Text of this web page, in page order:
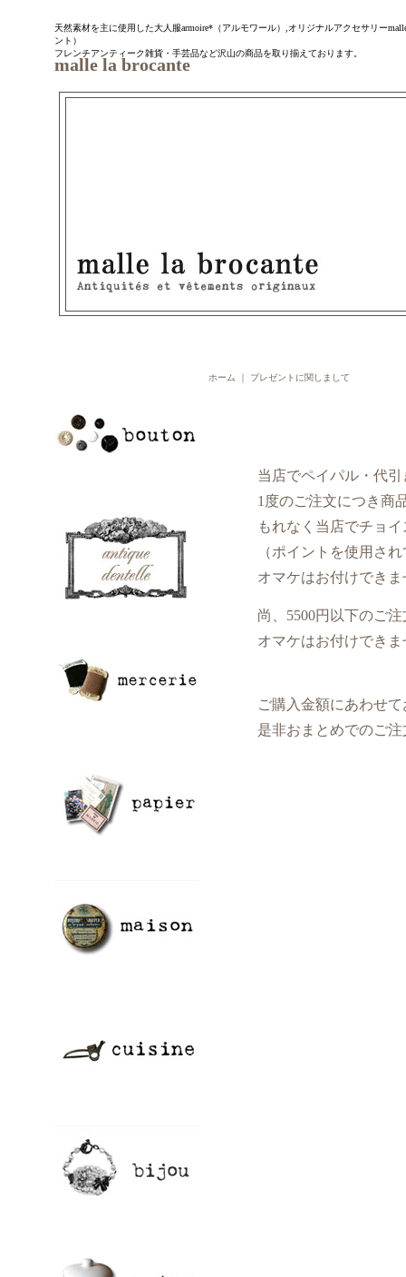
天然素材を主に使用した大人服armoire*（アルモワール）,オリジナルアクセサリー
ント）
フレンチアンティーク雑貨・手芸品など沢山の商品を取り揃えております。
malle la brocante
ホーム ｜ プレゼントに関しまして
当店でペイパル・代引き
1度のご注文につき商品代
もれなく当店でチョイス
（ポイントを使用されてお
オマケはお付けできま
尚、5500円以下のご注
オマケはお付けできませ
ご購入金額にあわせてお
是非おまとめでのご注文